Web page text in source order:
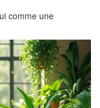
comme une